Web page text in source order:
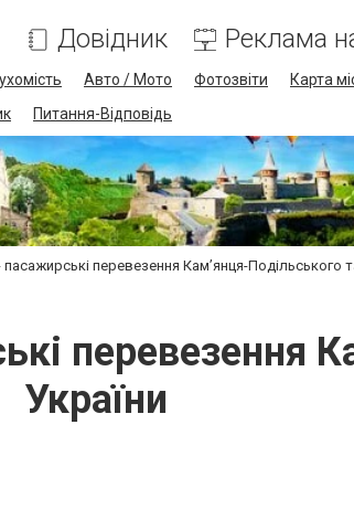
Довідник Реклама
Авто / Мото Фотозвіти Карта
Питання-Відповідь
перевезення Кам’янця-Подільського
перевезення
України